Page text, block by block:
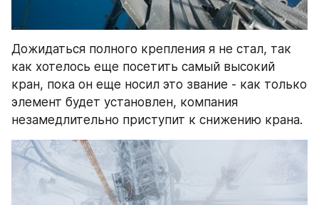
Дожидаться полного крепления я не стал, так
как хотелось еще посетить самый высокий
кран, пока он еще носил это звание - как только
элемент будет установлен, компания
незамедлительно приступит к снижению крана.